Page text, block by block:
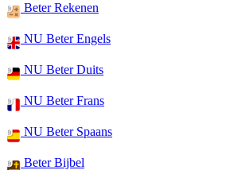
Beter Rekenen
NU Beter Engels
NU Beter Duits
NU Beter Frans
NU Beter Spaans
Beter Bijbel